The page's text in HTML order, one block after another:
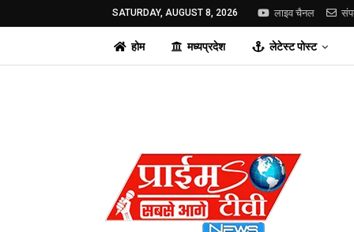
SATURDAY, AUGUST 8, 2026 लाइव चैनल
होम मध्यप्रदेश लेटेस्ट पोस्ट